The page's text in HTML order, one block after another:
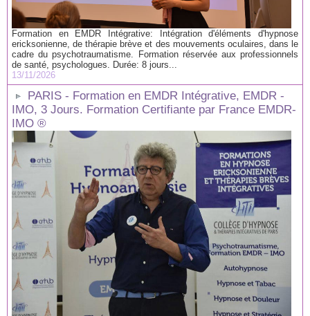
Formation en EMDR Intégrative: Intégration d'éléments d'hypnose
ericksonienne, de thérapie brève et des mouvements oculaires, dans le
cadre du psychotraumatisme. Formation réservée aux professionnels
de santé, psychologues. Durée: 8 jours...
13/11/2026
PARIS - Formation en EMDR Intégrative, EMDR -
IMO, 3 Jours. Formation Certifiante par France EMDR-
IMO ®